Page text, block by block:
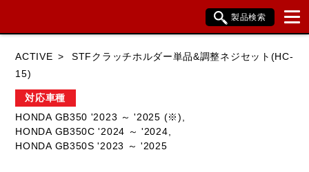
製品検索
HONDA YAMAHA SUZUKI
KAWASAKI BMW DUCATI
ACTIVE
STFクラッチホルダー単品&調整ネジセット(HC-
15)
対応車種
HONDA GB350 '2023 ～ '2025 (※),
HONDA GB350C '2024 ～ '2024,
HONDA GB350S '2023 ～ '2025